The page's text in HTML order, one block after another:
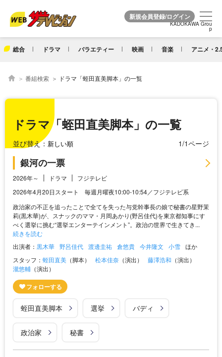
KADOKAWA Grou
p
総合 ドラマ バラエティー 映画 音楽 アニメ・
KADOKAWA Grou
p
番組検索 ドラマ「蛭田直美脚本」の一覧
ドラマ「蛭田直美脚本」の一覧
並び替え： 1/1ページ
銀河の一票
2026年～ ドラマ
フジテレビ
2026年4月20日スタート 毎週月曜夜10:00-10:54／フジテレビ系
政治家の不正を追ったことで全てを失った与党幹事長の娘で秘書の星野茉
莉(黒木華)が、スナックのママ・月岡あかり(野呂佳代)を東京都知事にす
べく選挙に挑む“選挙エンターテインメント”。政治の世界で生きてき...
続きを読む
出演者： 黒木華 野呂佳代 渡邊圭祐 倉悠貴 今井隆文 小雪 ほか
スタッフ： 蛭田直美 （脚本） 松本佳奈 （演出） 藤澤浩和 （演出）
瀧悠輔 （演出）
蛭田直美脚本 選挙 バディ
政治家 秘書